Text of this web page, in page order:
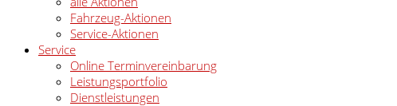
Fahrzeug-Aktionen
Service-Aktionen
Service
Online Terminvereinbarung
Leistungsportfolio
Dienstleistungen